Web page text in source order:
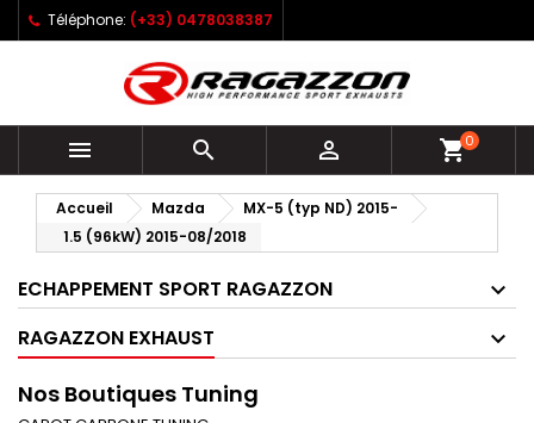
Téléphone: (+33) 0478038387
   shopping_cart0
Accueil Mazda
MX-5 (typ ND) 2015-
1.5 (96kW) 2015-08/2018
ECHAPPEMENT SPORT RAGAZZON
RAGAZZON EXHAUST
Nos Boutiques Tuning